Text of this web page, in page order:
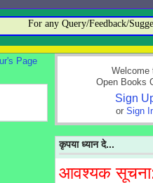
For any Query/Feedback/
Page
Welcome
Open Books
Sign
or Sign
कृपया ध्यान दे...
आवश्यक